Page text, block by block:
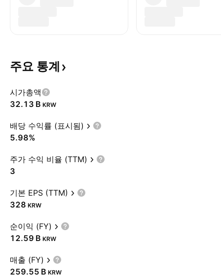
주요 통계
시가총액
‪32.13 B‬ KRW
배당 수익률 (표시됨)
5.98%
주가 수익 비율 (TTM)
3
기본 EPS (TTM)
328 KRW
순이익 (FY)
‪12.59 B‬ KRW
매출 (FY)
‪259.55 B‬ KRW